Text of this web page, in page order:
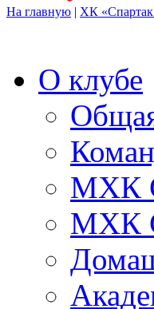
На главную | ХК
О клубе
МХК
МХК